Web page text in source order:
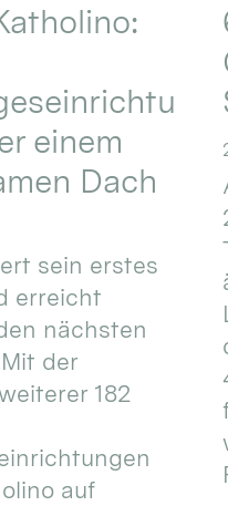
einem
Dach
sein erstes
erreicht
nächsten
der
182
auf